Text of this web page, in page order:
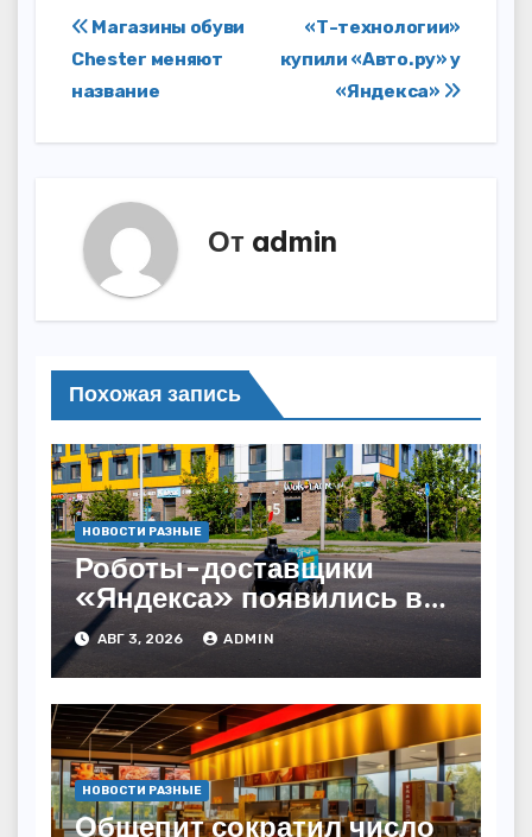
Навигация
по
записям
«Т-технологии»
купили «Авто.ру» у
«Яндекса»
Магазины обуви
Chester меняют
название
От admin
Похожая запись
НОВОСТИ РАЗНЫЕ
Роботы-доставщики
«Яндекса» появились в
Казахстане
АВГ 3, 2026 ADMIN
НОВОСТИ РАЗНЫЕ
Общепит сократил число